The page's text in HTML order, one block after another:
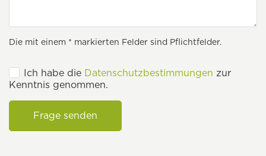
Die mit einem * markierten Felder sind Pflichtfelder.
Ich habe die Datenschutzbestimmungen zur
Kenntnis genommen.
Frage senden